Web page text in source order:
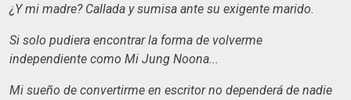
¿Y mi madre? Callada y sumisa ante su exigente marido.
Si solo pudiera encontrar la forma de volverme
independiente como Mi Jung Noona...
Mi sueño de convertirme en escritor no dependerá de nadie